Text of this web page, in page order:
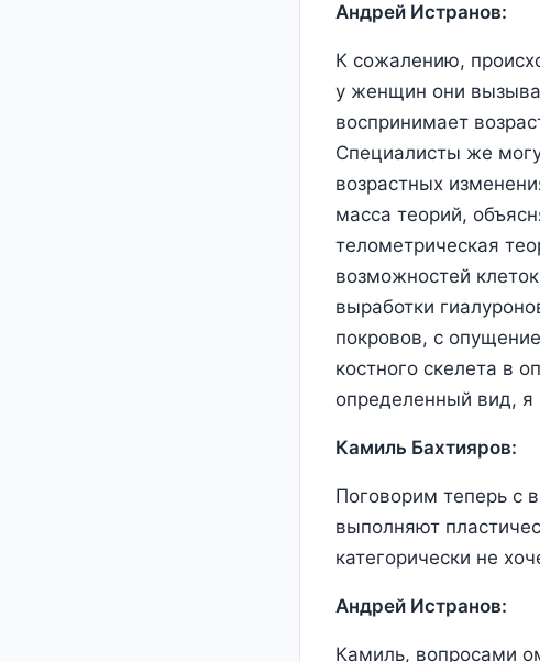
Андрей Истранов:
К сожалению,
у женщин они
воспринимает
Специалисты же
возрастных
масса теорий,
телометрическая
возможностей
выработки
покровов, с
костного скелета в
определенный вид,
Камиль Бахтияров:
Поговорим теперь с
выполняют
категорически не
Андрей Истранов:
Камиль, вопросами